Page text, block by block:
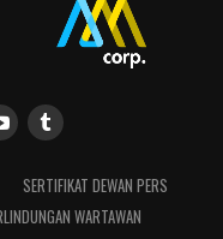
SERTIFIKAT DEWAN PERS
WARTAWAN